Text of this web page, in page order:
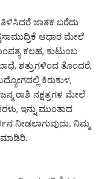
ಜಾತಕ ಬರೆದು
ಆಧಾರ ಮೇಲೆ
ಕಲಹ, ಕುಟುಂಬ
ಶತ್ರುಗಳಿಂದ ತೊಂದರೆ,
ಕಿರುಕುಳ,
ರಾಶಿ ನಕ್ಷತ್ರಗಳ ಮೇಲೆ
ಇನ್ನು ಮುಂತಾದ
ನೀಡಲಾಗುವುದು. ನಿಮ್ಮ